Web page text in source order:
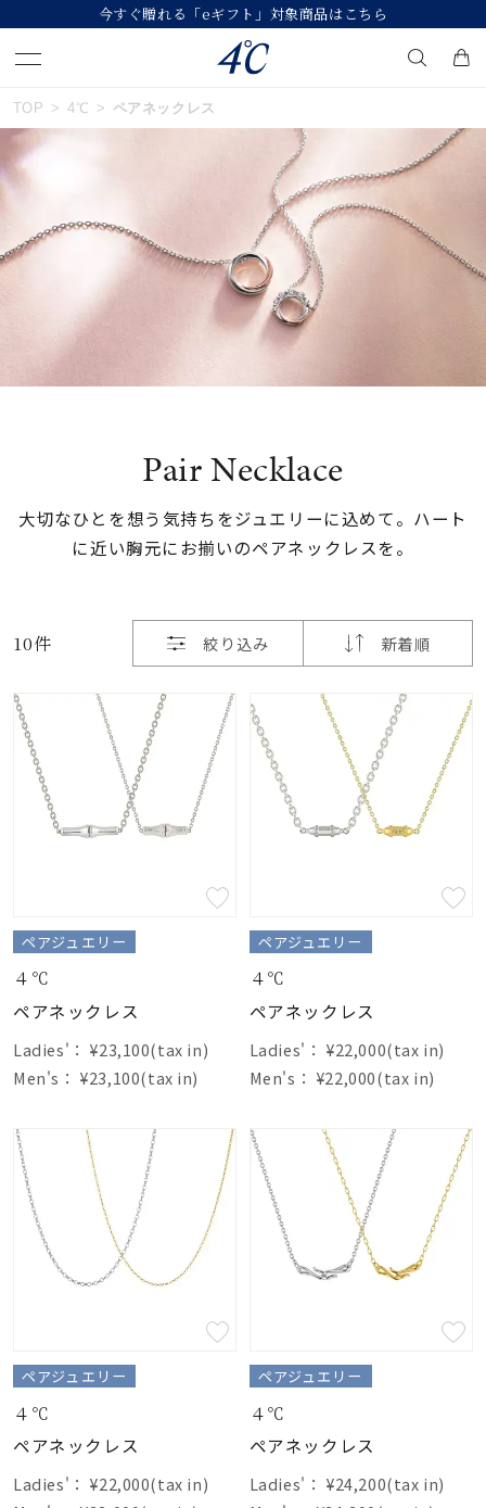
今すぐ贈れる「eギフト」対象商品はこちら
#ハーフエタニティリング
#ダイヤモンド ネックレス #eギフト
ブランド ４℃
素材
モチーフ
石の色
着用シーン
コレクション
リングサイズ
～
メンズ
リングサイズ
在庫 在庫ありのみ
TOP 4℃ ペアネックレス
Pair Necklace
大切なひとを想う気持ちをジュエリーに込めて。ハート
に近い胸元にお揃いのペアネックレスを。
10件 絞り込み 新着順
おすすめ順
価格が高い
並び替え
ペアジュエリー
４℃
ペアネックレス
Ladies'： ¥23,100(tax in)
Men's： ¥23,100(tax in)
ペアジュエリー
４℃
ペアネックレス
Ladies'： ¥22,000(tax in)
Men's： ¥22,000(tax in)
ペアジュエリー
４℃
ペアネックレス
Ladies'： ¥22,000(tax in)
ペアジュエリー
４℃
ペアネックレス
Ladies'： ¥24,200(tax in)